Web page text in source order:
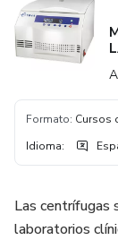
Formato: Cursos
Idioma:
Las centrífugas
laboratorios